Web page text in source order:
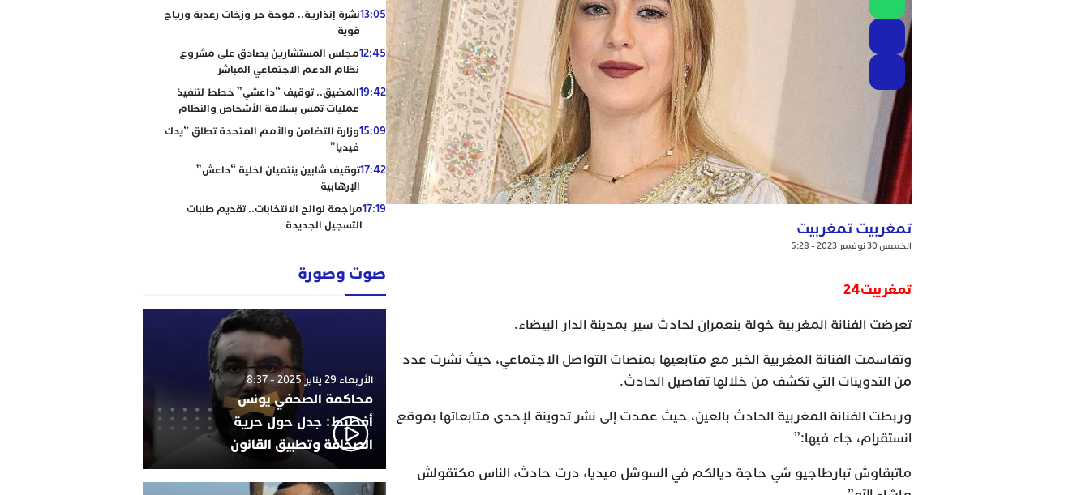
تمغربيت تمغربيت
الخميس 30 نوفمبر 2023 - 5:28
تمغربيت24
تعرضت الفنانة المغربية خولة بنعمران لحادث سير بمدينة الدار البيضاء.
وتقاسمت الفنانة المغربية الخبر مع متابعيها بمنصات التواصل الاجتماعي، حيث نشرت عدد
من التدوينات التي تكشف من خلالها تفاصيل الحادث.
وربطت الفنانة المغربية الحادث بالعين، حيث عمدت إلى نشر تدوينة لإحدى متابعاتها بموقع
انستقرام، جاء فيها:”
ماتبقاوش تبارطاجيو شي حاجة ديالكم في السوشل ميديا، درت حادث، الناس مكتقولش
13:05نشرة إنذارية.. موجة حر وزخات رعدية ورياح
قوية
12:45مجلس المستشارين يصادق على مشروع
نظام الدعم الاجتماعي المباشر
19:42المضيق.. توقيف “داعشي” خطط لتنفيذ
عمليات تمس بسلامة الأشخاص والنظام
15:09وزارة التضامن والأمم المتحدة تطلق “يدك
فيديا”
17:42توقيف شابين ينتميان لخلية “داعش”
الإرهابية
17:19مراجعة لوائح الانتخابات.. تقديم طلبات
التسجيل الجديدة
صوت وصورة
الأربعاء 29 يناير 2025 - 8:37
محاكمة الصحفي يونس
أفطيط: جدل حول حرية
الصحافة وتطبيق القانون